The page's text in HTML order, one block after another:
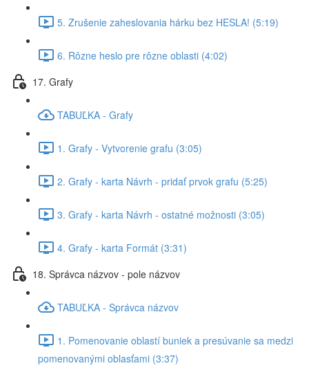
5. Zrušenie zaheslovania hárku bez HESLA! (5:19)
6. Rôzne heslo pre rôzne oblasti (4:02)
17. Grafy
TABUĽKA - Grafy
1. Grafy - Vytvorenie grafu (3:05)
2. Grafy - karta Návrh - pridať prvok grafu (5:25)
3. Grafy - karta Návrh - ostatné možnosti (3:05)
4. Grafy - karta Formát (3:31)
18. Správca názvov - pole názvov
TABUĽKA - Správca názvov
1. Pomenovanie oblastí buniek a presúvanie sa medzi
pomenovanými oblasťami (3:37)